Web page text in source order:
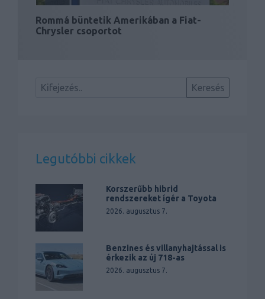
Rommá büntetik Amerikában a Fiat-
Chrysler csoportot
Legutóbbi cikkek
Korszerűbb hibrid
rendszereket ígér a Toyota
2026. augusztus 7.
Benzines és villanyhajtással is
érkezik az új 718-as
2026. augusztus 7.